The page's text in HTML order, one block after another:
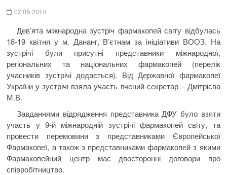
02.05.2018
Дев’ята міжнародна зустріч фармакопей світу відбулась
18-19 квітня у м. Дананг, В’єтнам за ініціативи ВООЗ. На
зустрічі були присутні представники міжнародної,
регіональних та національних фармакопей (перелік
учасників зустрічі додається). Від Державної фармакопеї
України у зустрічі взяла участь вчений секретар – Дмітрієва
М.В.
Завданнями відрядження представника ДФУ було взяти
участь у 9-й міжнародній зустрічі фармакопей світу, та
провести перемовини з представниками Європейської
Фармакопеї, а також з представниками фармакопей з якими
Фармакопейний центр має двосторонні договори про
співробітництво.